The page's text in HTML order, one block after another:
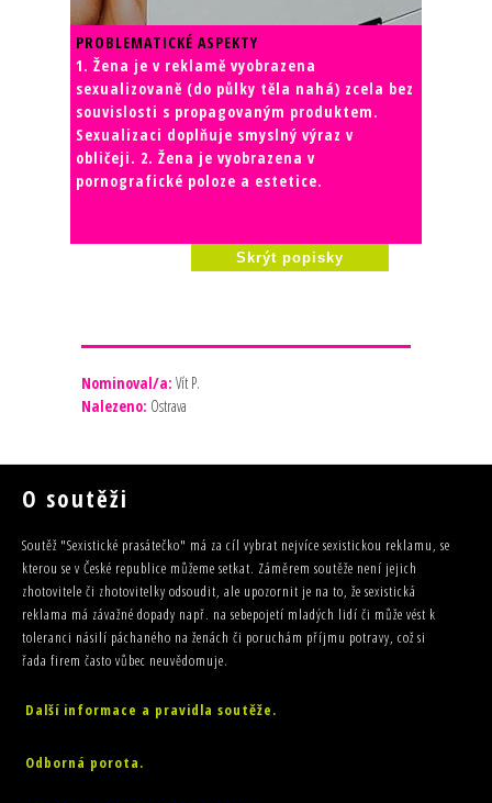
PROBLEMATICKÉ ASPEKTY
1. Žena je v reklamě vyobrazena
sexualizovaně (do půlky těla nahá) zcela bez
souvislosti s propagovaným produktem.
Sexualizaci doplňuje smyslný výraz v
obličeji. 2. Žena je vyobrazena v
pornografické poloze a estetice.
Skrýt popisky
Nominoval/a: Vít P.
Nalezeno: Ostrava
O soutěži
Soutěž "Sexistické prasátečko" má za cíl vybrat nejvíce sexistickou reklamu, se
kterou se v České republice můžeme setkat. Záměrem soutěže není jejich
zhotovitele či zhotovitelky odsoudit, ale upozornit je na to, že sexistická
reklama má závažné dopady např. na sebepojetí mladých lidí či může vést k
toleranci násilí páchaného na ženách či poruchám příjmu potravy, což si
řada firem často vůbec neuvědomuje.
Další informace a pravidla soutěže.
Odborná porota.